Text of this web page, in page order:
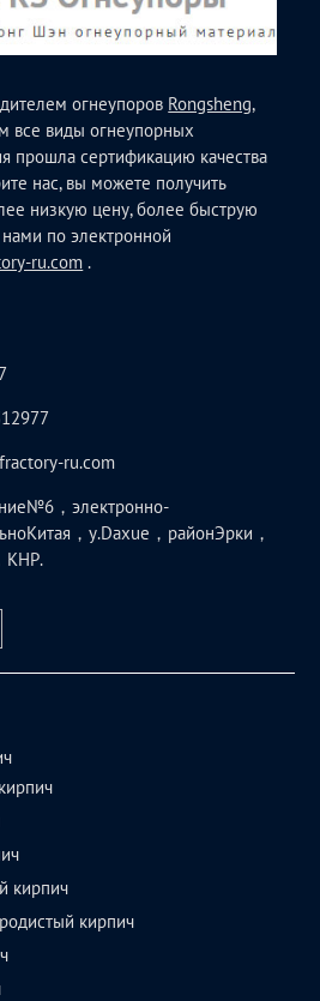
огнеупоров Rongsheng,
все виды огнеупорных
прошла сертификацию качества
нас, вы можете получить
низкую цену, более быструю
по электронной
ru.com .
ru.com
，электронно-
，у.Daxue，районЭрки，
КНР.
кирпич
кирпич